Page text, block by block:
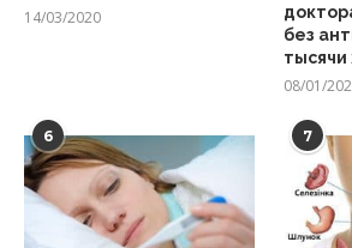
14/03/2020
без
08/01/
6 7